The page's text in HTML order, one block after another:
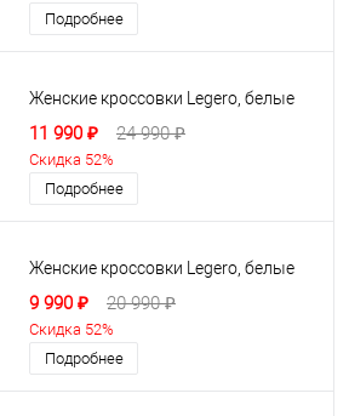
Подробнее
Женские кроссовки Legero, белые
11 990 ₽ 24 990 ₽
Скидка 52%
Подробнее
Женские кроссовки Legero, белые
9 990 ₽ 20 990 ₽
Скидка 52%
Подробнее